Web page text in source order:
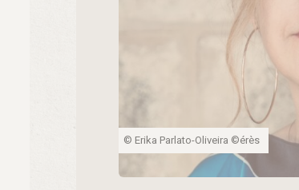
© Erika Parlato-Oliveira ©érès